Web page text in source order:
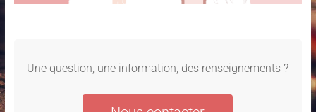
Une question, une information, des renseignements ?